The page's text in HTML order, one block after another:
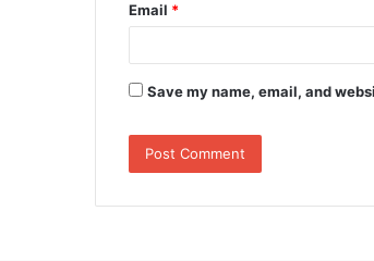
Email *
Save my name, email, and